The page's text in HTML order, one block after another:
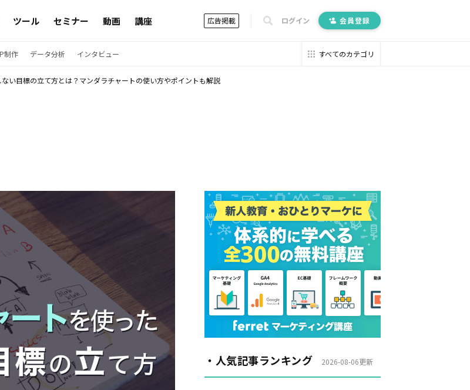
ツール セミナー 動画 講座 広告掲載 ログイン 会員登録
制作 データ分析 インタビュー すべてのカテゴリ
い目標の立て方とは？マンダラチャートの使い方やポイントも解説
・人気記事ランキング 2026-08-06更新